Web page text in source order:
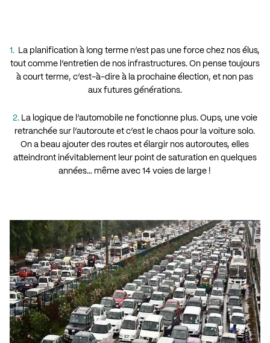
1. La planification à long terme n’est pas une force chez nos élus,
tout comme l’entretien de nos infrastructures. On pense toujours
à court terme, c’est-à-dire à la prochaine élection, et non pas
aux futures générations.
2.La logique de l’automobile ne fonctionne plus. Oups, une voie
retranchée sur l’autoroute et c’est le chaos pour la voiture solo.
On a beau ajouter des routes et élargir nos autoroutes, elles
atteindront inévitablement leur point de saturation en quelques
années… même avec 14 voies de large !